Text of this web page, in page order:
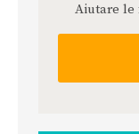
Aiutare le